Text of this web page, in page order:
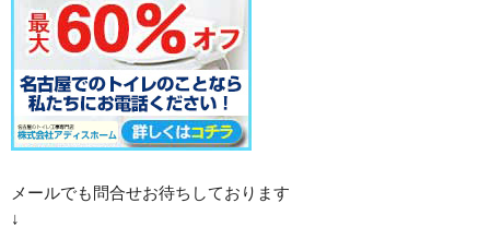
メールでも問合せお待ちしております
↓